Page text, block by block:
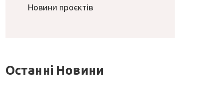
Новини проєктів
Останні Новини